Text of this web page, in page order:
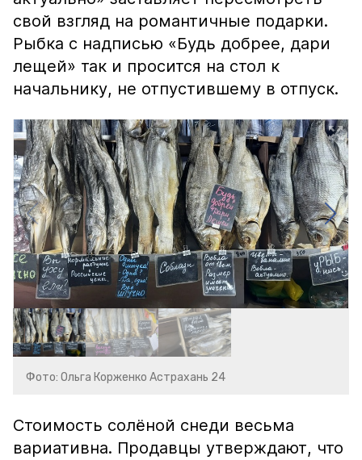
свой взгляд на романтичные подарки.
Рыбка с надписью «Будь добрее, дари
лещей» так и просится на стол к
начальнику, не отпустившему в отпуск.
Фото: Ольга Корженко Астрахань 24
Стоимость солёной снеди весьма
вариативна. Продавцы утверждают, что